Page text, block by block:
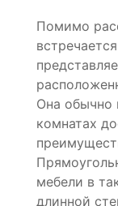
Помимо
Она обычно
комнатах
мебели в
длинной